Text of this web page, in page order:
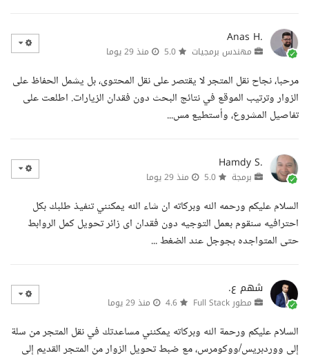
Anas H.
مهندس برمجيات منذ 29 يوما
مرحبا، نجاح نقل المتجر لا يقتصر على نقل المحتوى، بل يشمل الحفاظ على
الزوار وترتيب الموقع في نتائج البحث دون فقدان الزيارات. اطلعت على
تفاصيل المشروع، وأستطيع مس...
Hamdy S.
برمجة منذ 29 يوما
السلام عليكم ورحمه الله وبركاته ان شاء الله يمكنني تنفيذ طلبك بكل
احترافيه سنقوم بعمل التوجيه دون فقدان اى زائر تحويل كمل الروابط
حتى المتواجده بجوجل عند الضغط ...
شهم ع.
مطور Full Stack منذ 29 يوما
السلام عليكم ورحمة الله وبركاته يمكنني مساعدتك في نقل المتجر من سلة
إلى ووردبريس/ووكومرس، مع ضبط تحويل الزوار من المتجر القديم إلى